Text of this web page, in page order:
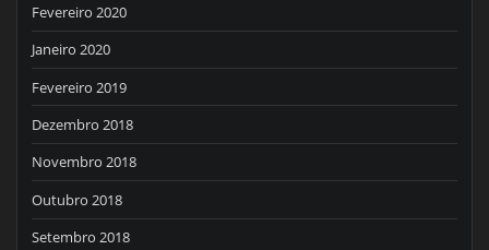
Fevereiro 2020
Janeiro 2020
Fevereiro 2019
Dezembro 2018
Novembro 2018
Outubro 2018
Setembro 2018